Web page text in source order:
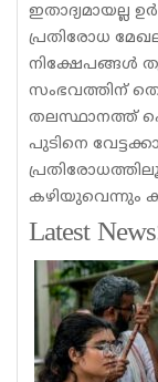
ഇതാദ്യമായല്ല
പ്രതിരോധ
നിക്ഷേപങ്ങള്‍
സംഭവത്തിന്
തലസ്ഥാനത്ത്
പുടിനെ
കഴിയുവെന്നും
Latest